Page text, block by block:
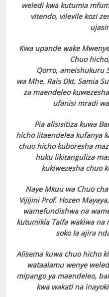
weledi kwa kutumia
vitendo, vilevile kozi
Kwa upande wake
Chuo
Qorro, ameishukuru
wa Mhe. Rais Dkt. Samia
za maendeleo
ufanisi mradi
Pia alisisitiza kuwa
hicho litaendelea kufanya
chuo hicho kuboresha
huku likitanguliza
kukiwezesha chuo
Naye Mkuu wa Chuo
Vijijini Prof. Hozen
wamefundishwa na
kutumikia Taifa wakiwa
soko la ajira
Alisema kuwa chuo hicho
wataalamu wenye
mipango ya maendeleo,
kwa wakati na